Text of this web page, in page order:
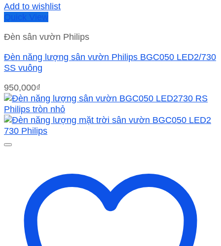
Add to wishlist
Quick View
Đèn sân vườn Philips
Đèn năng lượng sân vườn Philips BGC050 LED2/730
SS vuông
950,000₫